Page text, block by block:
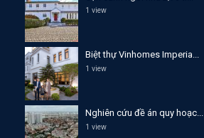
1 view
Biệt thự Vinhomes Imperia...
1 view
Nghiên cứu đề án quy hoạc...
1 view